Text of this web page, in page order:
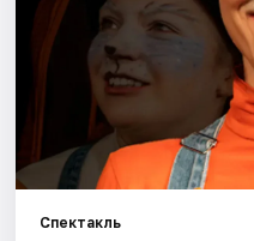
Квесты
Экскурсии
Спорт
События
Спектакль